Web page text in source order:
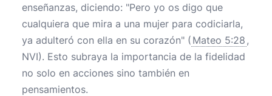
enseñanzas, diciendo: "Pero yo os digo que
cualquiera que mira a una mujer para codiciarla,
ya adulteró con ella en su corazón" ( Mateo 5:28 ,
NVI). Esto subraya la importancia de la fidelidad
no solo en acciones sino también en
pensamientos.